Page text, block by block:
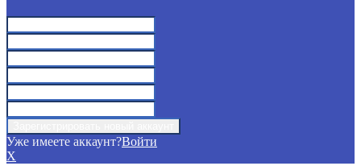
Уже имеете аккаунт?Войти
X